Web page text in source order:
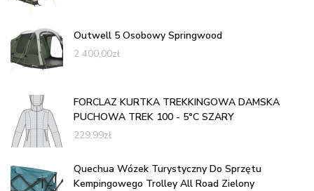
Outwell 5 Osobowy Springwood
2 400,00zł
FORCLAZ KURTKA TREKKINGOWA DAMSKA
PUCHOWA TREK 100 - 5°C SZARY
229,99zł
Quechua Wózek Turystyczny Do Sprzętu
Kempingowego Trolley All Road Zielony